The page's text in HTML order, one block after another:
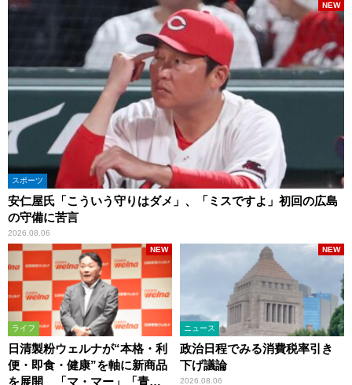
スポーツ
安仁屋氏「こういう守りはダメ」、「ミスですよ」初回の広島
の守備に苦言
2026.08.06
NEW
ライフ
日清製粉ウェルナが“本格・利
便・即食・健康”を軸に新商品
を展開 「マ・マー」「青の
NEW
ニュース
政治日程でみる消費税率引き
下げ議論
2026.08.06
NEW